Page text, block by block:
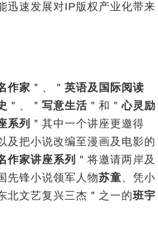
迅速发展对IP版权产业化带来
作家 ＂、＂ 英语及国际阅读
＂、＂ 写意生活 ＂和＂心灵励
系列 ＂其中一个讲座更邀得
及把小说改编至漫画及电影的
作家讲座系列 ＂将邀请两岸及
先锋小说领军人物苏童、凭小
北文艺复兴三杰＂之一的班宇